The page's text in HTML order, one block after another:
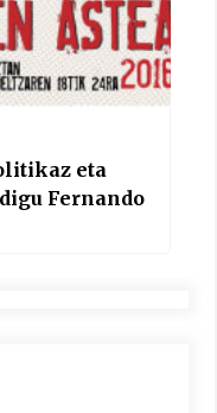
eta
Fernando